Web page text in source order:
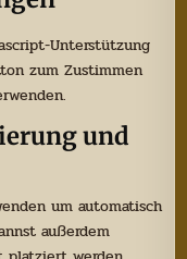
Unterstützung
zum Zustimmen
und
um automatisch
außerdem